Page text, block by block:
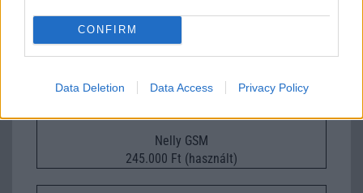
CONFIRM
Data Deletion Data Access Privacy Policy
Nelly GSM
245.000 Ft (használt)